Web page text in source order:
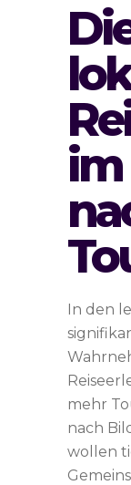
im
In den
mehr
nach
wollen